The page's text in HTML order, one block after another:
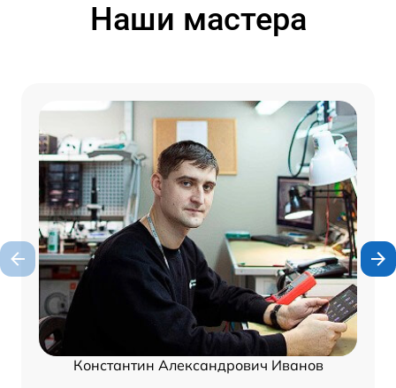
Наши мастера
Константин Александрович Иванов